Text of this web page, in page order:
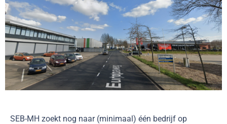
SEB-MH zoekt nog naar (minimaal) één bedrijf op